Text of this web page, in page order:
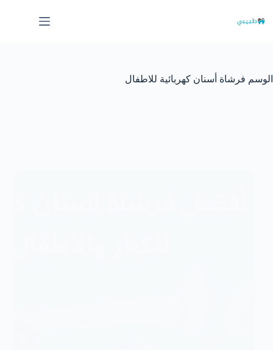
إلى
المحتوى
الوسم فرشاة أسنان كهربائية للاطفال